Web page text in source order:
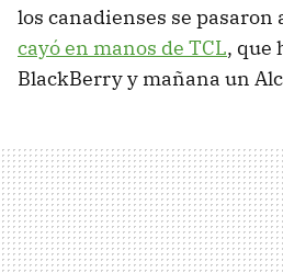
los canadienses se pasaron
cayó en manos de TCL, que
BlackBerry y mañana un